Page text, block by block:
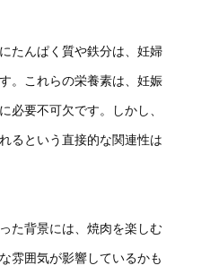
たんぱく質や鉄分は、妊婦
。これらの栄養素は、妊娠
必要不可欠です。しかし、
るという直接的な関連性は
た背景には、焼肉を楽しむ
雰囲気が影響しているかも